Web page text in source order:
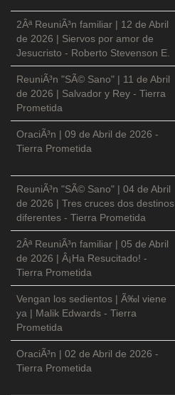
2Âª ReuniÃ³n familiar | 12 de Abril
de 2026 | Siervos por amor de
Jesucristo - Roberto Stevenson E.
ReuniÃ³n "SÃ© Sano" | 11 de Abril
de 2026 | Salvador y Rey - Tierra
Prometida
OraciÃ³n | 09 de Abril de 2026 -
Tierra Prometida
ReuniÃ³n "SÃ© Sano" | 04 de Abril
de 2026 | Tres cruces dos destinos
diferentes - Tierra Prometida
2Âª ReuniÃ³n familiar | 05 de Abril
de 2026 | Â¡Ha Resucitado! -
Tierra Prometida
Vengan los sedientos | Ã‰l viene
ya | Malik Edwards - Tierra
Prometida
OraciÃ³n | 02 de Abril de 2026 -
Tierra Prometida